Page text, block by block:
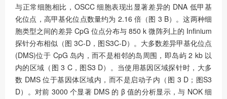
与正常细胞相比，OSCC 细胞表现出显著差异的 DNA 低甲基
化位点，高甲基化位点数量约为 2.16 倍（图 3 B）。这两种细
胞类型之间的差异 CpG 位点分布与 850 k 微阵列上的 Infinium
探针分布相似（图 3C-D，图S3C-D）。大多数差异甲基化位点
(DMS)位于 CpG 岛内，而不是相邻的岛周围，即岛屿 2 kb 以
内的区域（图 3 C，图S3 D）。当使用基因区域探针时，大多
数 DMS 位于基因体区域内，而不是启动子内（图 3 D；图S3
D）。对前 3000 个显著 DMS 的 β 值的分析显示，与 NOK 细